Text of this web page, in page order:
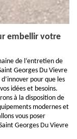
embellir votre
de l’entretien de
Georges Du Vievre
pour que les
idées et besoins.
à la disposition de
modernes et
vous poser
Georges Du Vievre